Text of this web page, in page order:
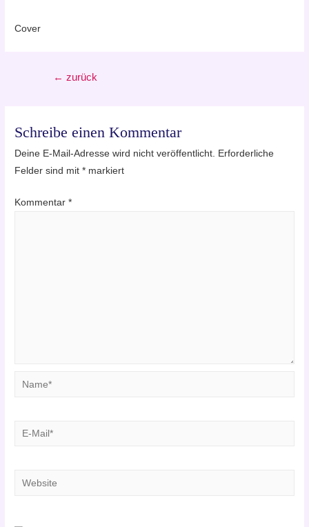
Cover
Beitragsnavigation
← zurück
Schreibe einen Kommentar
Deine E-Mail-Adresse wird nicht veröffentlicht. Erforderliche
Felder sind mit* markiert
Kommentar*
Name*
E-
Website